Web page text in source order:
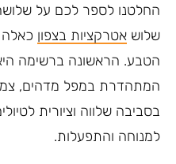
החלטנו לספר לכם על שלושה
שלושאטרקציות בצפוןכאלה
הטבע. הראשונה ברשימה
המתהדרת במפל מדהים,
בסביבה שלווה וציורית
למנוחה והתפעלות.